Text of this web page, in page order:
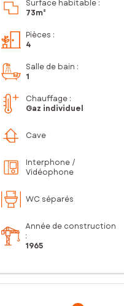
Surface habitable :
73m²
Pièces :
4
Salle de bain :
1
Chauffage :
Gaz individuel
Cave
Interphone /
Vidéophone
WC séparés
Année de construction
:
1965